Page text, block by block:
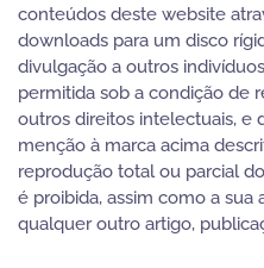
conteúdos deste website
downloads para um disco
divulgação a outros
permitida sob a condição de
outros direitos intelectuais, e
menção à marca acima
reprodução total ou parcial
é proibida, assim como a
qualquer outro artigo,